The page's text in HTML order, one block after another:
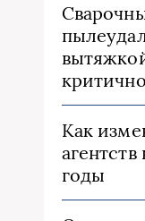
критично
Как
годы